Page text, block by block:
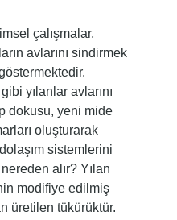
çalışmalar,
avlarını sindirmek
yılanlar avlarını
dokusu, yeni mide
oluşturarak
sistemlerini
alır? Yılan
modifiye edilmiş
üretilen tükürüktür.